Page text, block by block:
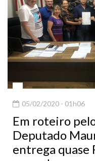
Em roteiro
Deputado
entrega quase
emendas